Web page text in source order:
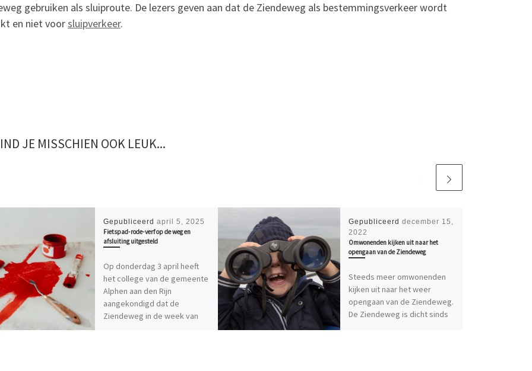
gebruiken als sluiproute. De lezers geven aan dat de Ziendeweg als bestemmingsverkeer wordt
en niet voorsluipverkeer.
JE MISSCHIEN OOK LEUK...
Gepubliceerdapril 5, 2025
Fietspad-rode-verf op de weg en
afsluiting uitgesteld
Op donderdag 3 april heeft
het college van de gemeente
Alphen aan den Rijn
aangekondigd dat de
Ziendeweg in de week van
Gepubliceerd december 15,
2022
Omwonenden kijken uit naar het
opengaan van de Ziendeweg
Steeds meer omwonenden
kijken uit naar het weer
opengaan van de Ziendeweg.
De Ziendeweg is dicht sinds